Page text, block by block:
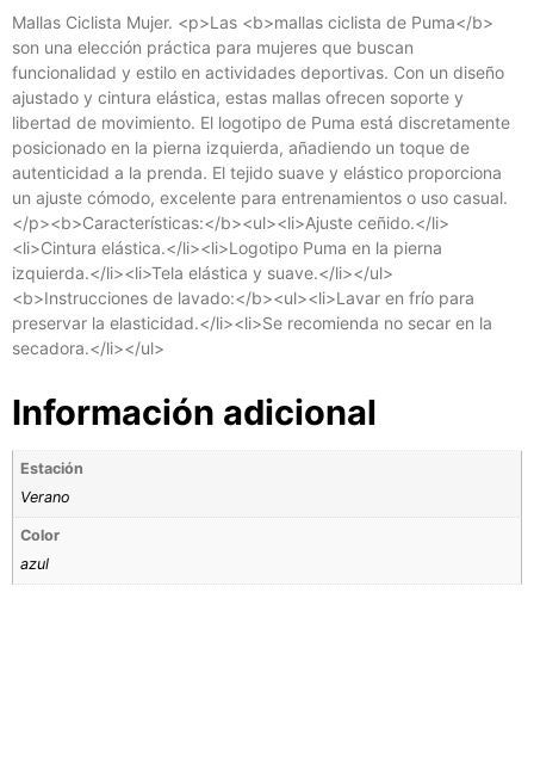
Mallas Ciclista Mujer. <p>Las <b>mallas ciclista de Puma</b>
son una elección práctica para mujeres que buscan
funcionalidad y estilo en actividades deportivas. Con un diseño
ajustado y cintura elástica, estas mallas ofrecen soporte y
libertad de movimiento. El logotipo de Puma está discretamente
posicionado en la pierna izquierda, añadiendo un toque de
autenticidad a la prenda. El tejido suave y elástico proporciona
un ajuste cómodo, excelente para entrenamientos o uso casual.
</p><b>Características:</b><ul><li>Ajuste ceñido.</li>
<li>Cintura elástica.</li><li>Logotipo Puma en la pierna
izquierda.</li><li>Tela elástica y suave.</li></ul>
<b>Instrucciones de lavado:</b><ul><li>Lavar en frío para
preservar la elasticidad.</li><li>Se recomienda no secar en la
secadora.</li></ul>
Información adicional
Estación
Verano
Color
azul